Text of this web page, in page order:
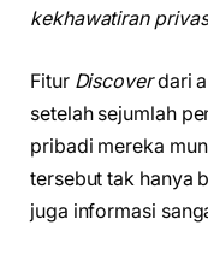
kekhawatiran
Fitur Discoverdari
setelah sejumlah
pribadi mereka
tersebut tak hanya
juga informasi